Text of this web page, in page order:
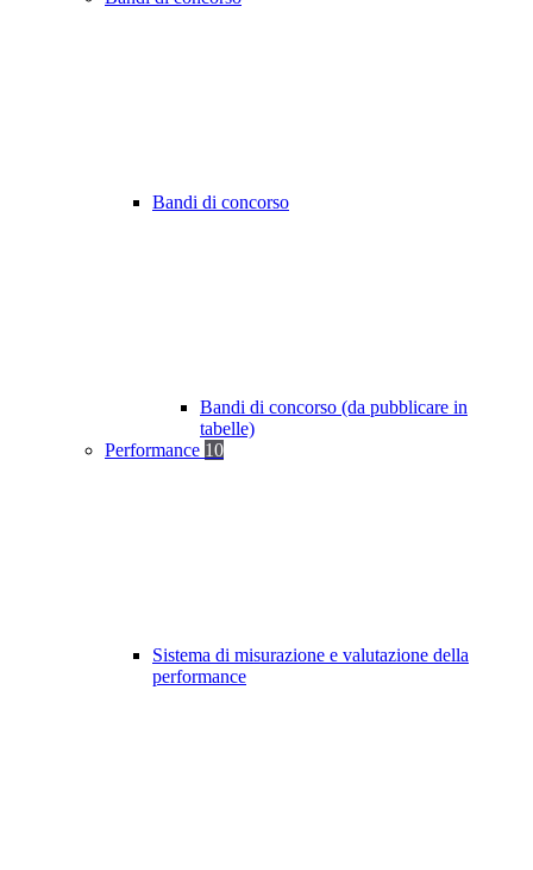
Bandi di concorso
Bandi di concorso (da pubblicare in
tabelle)
Performance 10
Sistema di misurazione e valutazione della
performance